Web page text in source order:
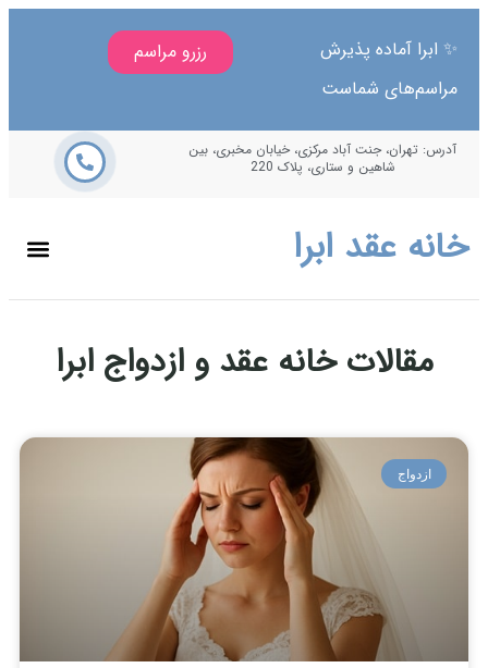
آماده پذیرش
شماست
رزرو مراسم
جنت آباد مرکزی، خیابان مخبری، بین
شاهین و ستاری، پلاک 220
عقد ابرا
خانه عقد و ازدواج ابرا